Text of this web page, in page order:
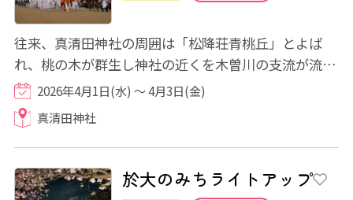
往来、真清田神社の周囲は「松降荘青桃丘」とよば
れ、桃の木が群生し神社の近くを木曽川の支流が流れ
ていました。参詣者は古来お祓いの力があると...
2026年4月1日(水) ～ 4月3日(金)
真清田神社
於大のみちライトアップ